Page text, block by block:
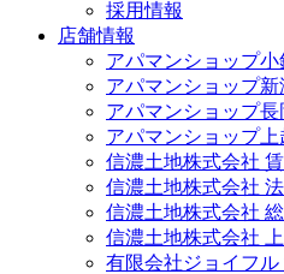
採用情報
店舗情報
アパマンショップ小
アパマンショップ
アパマンショップ長
アパマンショップ上
信濃土地株式会社
信濃土地株式会社
信濃土地株式会社
信濃土地株式会社
有限会社ジョイフル